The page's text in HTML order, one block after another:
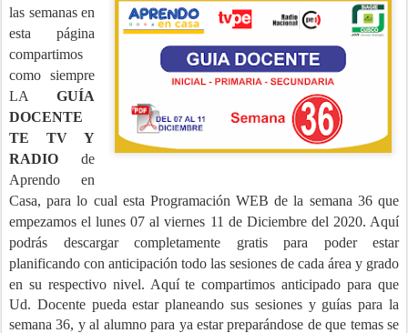
las semanas en
esta página
compartimos
como siempre
LA GUÍA
DOCENTE
TE TV Y
RADIO de
Aprendo en
Casa, para lo cual esta Programación WEB de la semana 36 que
empezamos el lunes 07 al viernes 11 de Diciembre del 2020. Aquí
podrás descargar completamente gratis para poder estar
planificando con anticipación todo las sesiones de cada área y grado
en su respectivo nivel. Aquí te compartimos anticipado para que
Ud. Docente pueda estar planeando sus sesiones y guías para la
semana 36, y al alumno para ya estar preparándose de que temas se